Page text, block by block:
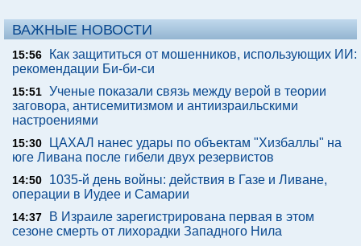
ВАЖНЫЕ НОВОСТИ
15:56
Как защититься от мошенников, использующих ИИ:
рекомендации Би-би-си
15:51 Ученые показали связь между верой в теории
заговора, антисемитизмом и антиизраильскими
настроениями
15:30
ЦАХАЛ нанес удары по объектам "Хизбаллы" на
юге Ливана после гибели двух резервистов
14:50
1035-й день войны: действия в Газе и Ливане,
операции в Иудее и Самарии
14:37
В Израиле зарегистрирована первая в этом
сезоне смерть от лихорадки Западного Нила